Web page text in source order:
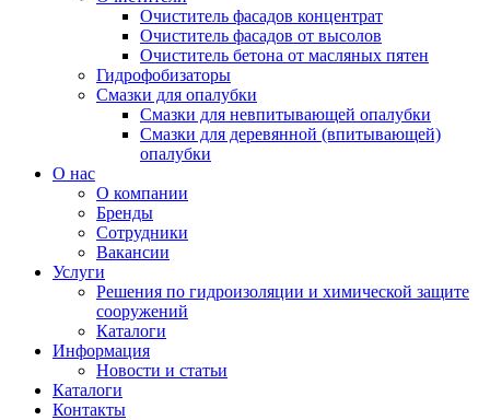
Очиститель фасадов концентрат
Очиститель фасадов от высолов
Очиститель бетона от масляных пятен
Гидрофобизаторы
Смазки для опалубки
Смазки для невпитывающей опалубки
Смазки для деревянной (впитывающей)
опалубки
О нас
О компании
Бренды
Сотрудники
Вакансии
Услуги
Решения по гидроизоляции и химической защите
сооружений
Каталоги
Информация
Новости и статьи
Каталоги
Контакты